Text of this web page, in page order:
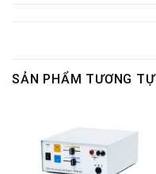
SẢN PHẨM TƯƠNG TỰ